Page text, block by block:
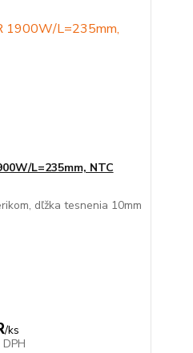
L=235mm, NTC
dľžka tesnenia 10mm
/ks